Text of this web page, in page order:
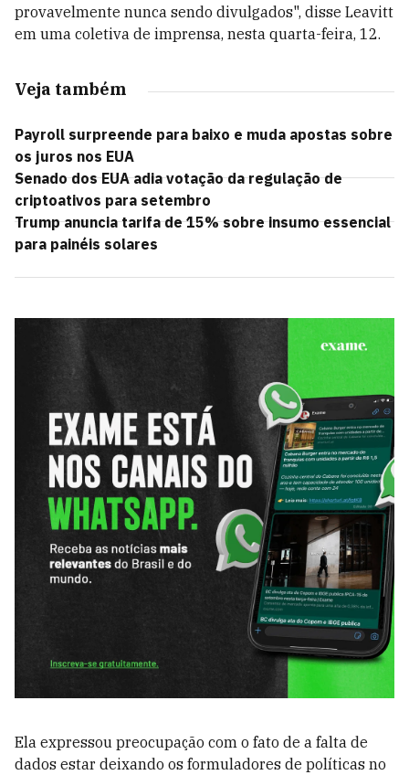
provavelmente nunca sendo divulgados", disse Leavitt
em uma coletiva de imprensa, nesta quarta-feira, 12.
Veja também
Payroll surpreende para baixo e muda apostas sobre
os juros nos EUA
Senado dos EUA adia votação da regulação de
criptoativos para setembro
Trump anuncia tarifa de 15% sobre insumo essencial
para painéis solares
Ela expressou preocupação com o fato de a falta de
dados estar deixando os formuladores de políticas no